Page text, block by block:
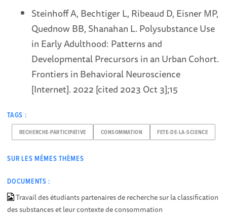
Steinhoff A, Bechtiger L, Ribeaud D, Eisner MP,
Quednow BB, Shanahan L. Polysubstance Use
in Early Adulthood: Patterns and
Developmental Precursors in an Urban Cohort.
Frontiers in Behavioral Neuroscience
[Internet]. 2022 [cited 2023 Oct 3];15
TAGS :
RECHERCHE-PARTICIPATIVE CONSOMMATION FETE-DE-LA-SCIENCE
SUR LES MÊMES THÈMES
DOCUMENTS :
Travail des étudiants partenaires de recherche sur la classification
des substances et leur contexte de consommation